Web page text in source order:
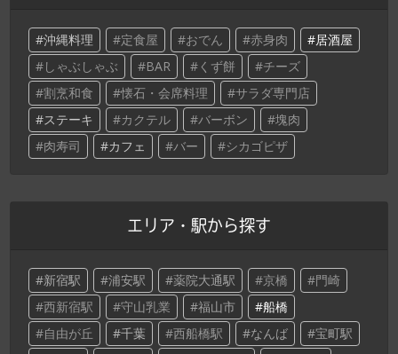
沖縄料理 定食屋 おでん 赤身肉
居酒屋
しゃぶしゃぶ
BAR くず餅
チーズ
割烹和食
懐石・会席料理
サラダ専門店
ステーキ
カクテル バーボン
塊肉
肉寿司
カフェ バー シカゴピザ
エリア・駅から探す
新宿駅 浦安駅 薬院大通駅 京橋
門崎
西新宿駅
守山乳業 福山市
船橋
自由が丘
千葉 西船橋駅 なんば
宝町駅